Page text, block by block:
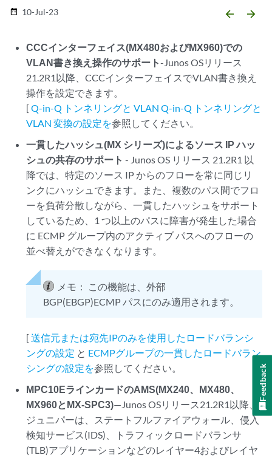
date_range 10-Jul-23 arrow_backward arrow_forward
CCCインターフェイス(MX480およびMX960)での
VLAN書き換え操作のサポート-Junos OSリリース
21.2R1以降、CCCインターフェイスでVLAN書き換え
操作を設定できます。
[Q-in-Q トンネリングと VLAN Q-in-Q トンネリングと
VLAN 変換の設定を参照してください。
一貫したハッシュ(MX シリーズ)によるソース IP ハッ
シュの共存のサポート - Junos OS リリース 21.2R1 以
降では、特定のソース IP からのフローを常に同じリ
ンクにハッシュできます。また、複数のパス間でフロ
ーを負荷分散しながら、一貫したハッシュをサポート
しているため、1 つ以上のパスに障害が発生した場合
に ECMP グループ内のアクティブ パスへのフローの
並べ替えができなくなります。
メモ：
この機能は、外部
BGP(EBGP)ECMP パスにのみ適用されます。
[送信元または宛先IPのみを使用したロードバランシ
ングの設定 と ECMPグループの一貫したロードバラン
シングの設定を参照してください。
MPC10EラインカードのAMS(MX240、MX480、
MX960とMX-SPC3)—Junos OSリリース21.2R1以降、
ジュニパーは、ステートフルファイアウォール、侵入
検知サービス(IDS)、トラフィックロードバランサ
(TLB)アプリケーションなどのレイヤー4およびレイヤ
Feedback